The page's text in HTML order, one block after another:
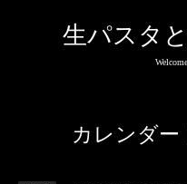
生パスタ
カレンダー